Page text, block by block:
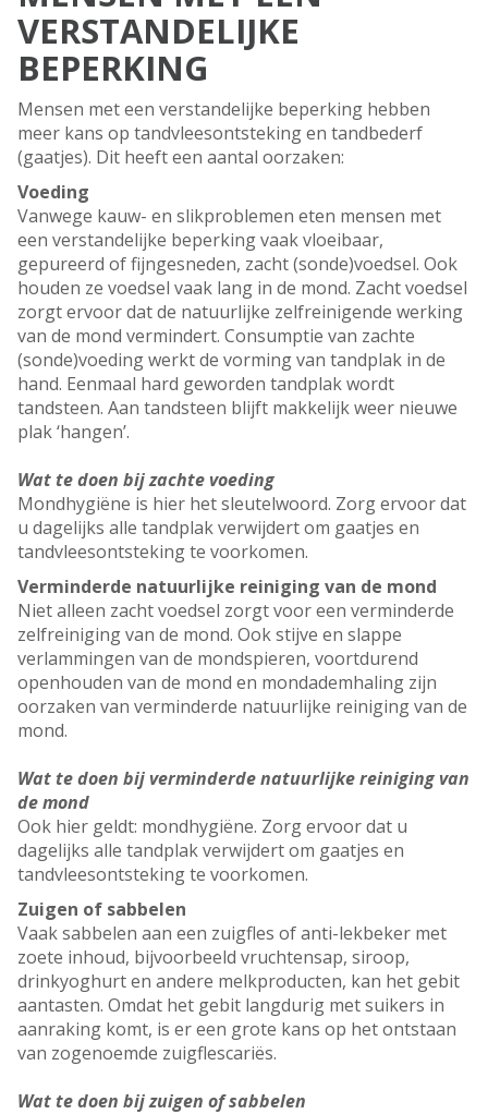
VERSTANDELIJKE
BEPERKING
Mensen met een verstandelijke beperking hebben
meer kans op tandvleesontsteking en tandbederf
(gaatjes). Dit heeft een aantal oorzaken:
Voeding
Vanwege kauw- en slikproblemen eten mensen met
een verstandelijke beperking vaak vloeibaar,
gepureerd of fijngesneden, zacht (sonde)voedsel. Ook
houden ze voedsel vaak lang in de mond. Zacht voedsel
zorgt ervoor dat de natuurlijke zelfreinigende werking
van de mond vermindert. Consumptie van zachte
(sonde)voeding werkt de vorming van tandplak in de
hand. Eenmaal hard geworden tandplak wordt
tandsteen. Aan tandsteen blijft makkelijk weer nieuwe
plak ‘hangen’.
Wat te doen bij zachte voeding
Mondhygiëne is hier het sleutelwoord. Zorg ervoor dat
u dagelijks alle tandplak verwijdert om gaatjes en
tandvleesontsteking te voorkomen.
Verminderde natuurlijke reiniging van de mond
Niet alleen zacht voedsel zorgt voor een verminderde
zelfreiniging van de mond. Ook stijve en slappe
verlammingen van de mondspieren, voortdurend
openhouden van de mond en mondademhaling zijn
oorzaken van verminderde natuurlijke reiniging van de
mond.
Wat te doen bij verminderde natuurlijke reiniging van
de mond
Ook hier geldt: mondhygiëne. Zorg ervoor dat u
dagelijks alle tandplak verwijdert om gaatjes en
tandvleesontsteking te voorkomen.
Zuigen of sabbelen
Vaak sabbelen aan een zuigfles of anti-lekbeker met
zoete inhoud, bijvoorbeeld vruchtensap, siroop,
drinkyoghurt en andere melkproducten, kan het gebit
aantasten. Omdat het gebit langdurig met suikers in
aanraking komt, is er een grote kans op het ontstaan
van zogenoemde zuigflescariës.
Wat te doen bij zuigen of sabbelen